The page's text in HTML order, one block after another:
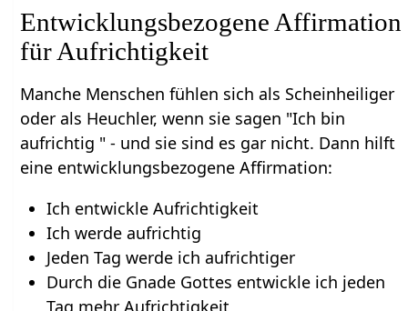
Entwicklungsbezogene Affirmation
für Aufrichtigkeit
Manche Menschen fühlen sich als Scheinheiliger
oder als Heuchler, wenn sie sagen "Ich bin
aufrichtig " - und sie sind es gar nicht. Dann hilft
eine entwicklungsbezogene Affirmation:
Ich entwickle Aufrichtigkeit
Ich werde aufrichtig
Jeden Tag werde ich aufrichtiger
Durch die Gnade Gottes entwickle ich jeden
Tag mehr Aufrichtigkeit